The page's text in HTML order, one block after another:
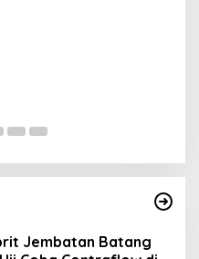
Jembatan Batang